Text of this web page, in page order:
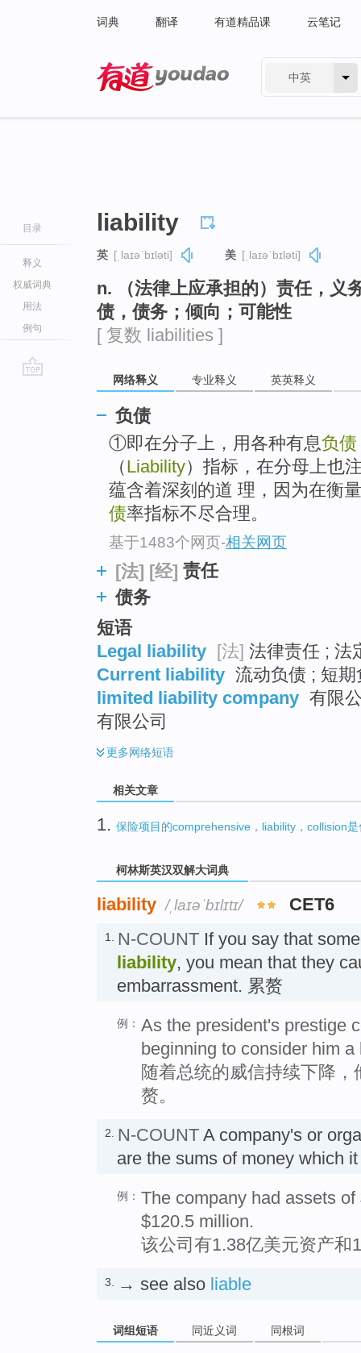
词典 翻译 有道精品课 云笔记
中英
目录
释义
权威词典
用法
例句
liability
英 [ˌlaɪəˈbɪləti] 美 [ˌlaɪəˈbɪləti]
n. （法律上应承担的）责任，义
债，债务；倾向；可能性
[ 复数 liabilities ]
网络释义 专业释义 英英释义
负债
①即在分子上，用各种有息负债
（Liability）指标，在分母上也
蕴含着深刻的道 理，因为在衡
债率指标不尽合理。
基于1483个网页-相关网页
[法] [经] 责任
债务
短语
Legal liability [法] 法律责任 ; 法
Current liability 流动负债 ; 短
limited liability company 有限
有限公司
更多网络短语
相关文章
1. 保险项目的comprehensive，liability，collision
柯林斯英汉双解大词典
liability /ˌlaɪəˈbɪlɪtɪ/ CET6
1. N-COUNT If you say that
liability, you mean that they
embarrassment. 累赘
例： As the president's prestige
beginning to consider him a
随着总统的威信持续下降
赘。
2. N-COUNT A company's or
are the sums of money which
例： The company had assets
$120.5 million.
该公司有1.38亿美元资产和
3. → see also liable
词组短语 同近义词 同根词